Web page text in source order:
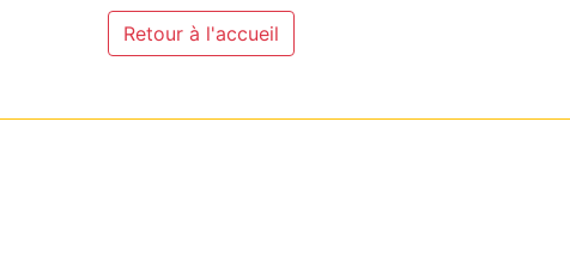
Retour à l'accueil